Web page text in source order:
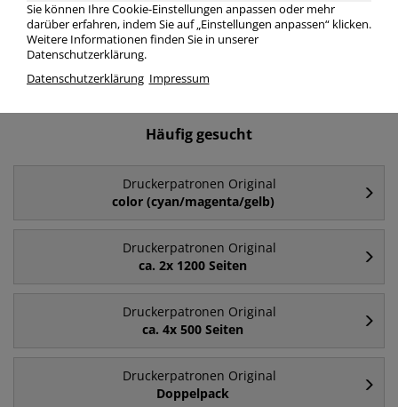
Druckerpatronen Original T7553
mehr Infos zur Kategorie
Häufig gesucht
Druckerpatronen Original
color (cyan/magenta/gelb)
Druckerpatronen Original
ca. 2x 1200 Seiten
Druckerpatronen Original
ca. 4x 500 Seiten
Druckerpatronen Original
Doppelpack
Sie können Ihre Cookie-Einstellungen anpassen oder mehr
darüber erfahren, indem Sie auf „Einstellungen anpassen“ klicken.
Weitere Informationen finden Sie in unserer
Datenschutzerklärung.
Datenschutzerklärung Impressum